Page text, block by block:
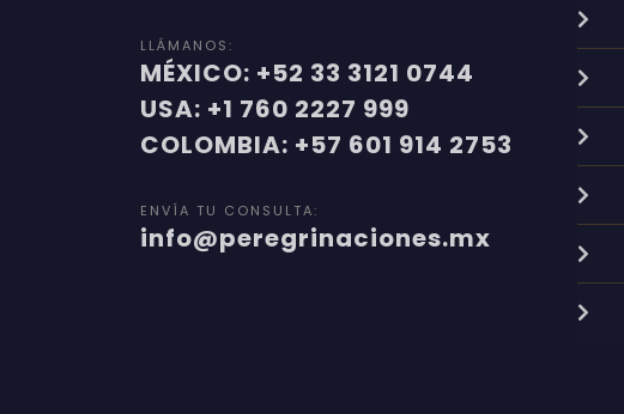
LLÁMANOS:
MÉXICO: +52 33 3121 0744
USA: +1 760 2227 999
COLOMBIA: +57 601 914 2753
ENVÍA TU CONSULTA:
info@peregrinaciones.mx